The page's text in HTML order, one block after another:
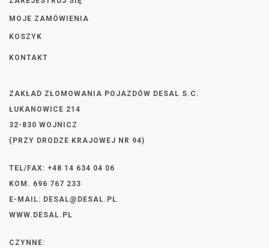
MOJE ZAMÓWIENIA
KOSZYK
KONTAKT
ZAKŁAD ZŁOMOWANIA POJAZDÓW DESAL S.C.
ŁUKANOWICE 214
32-830 WOJNICZ
(PRZY DRODZE KRAJOWEJ NR 94)
TEL/FAX: +48 14 634 04 06
KOM. 696 767 233
E-MAIL: DESAL@DESAL.PL
WWW.DESAL.PL
CZYNNE: